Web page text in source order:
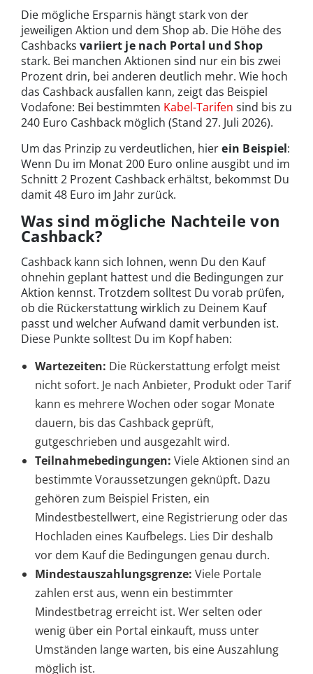
Die mögliche Ersparnis hängt stark von der
jeweiligen Aktion und dem Shop ab. Die Höhe des
Cashbacks variiert je nach Portal und Shop
stark. Bei manchen Aktionen sind nur ein bis zwei
Prozent drin, bei anderen deutlich mehr. Wie hoch
das Cashback ausfallen kann, zeigt das Beispiel
Vodafone: Bei bestimmten Kabel-Tarifen sind bis zu
240 Euro Cashback möglich (Stand 27. Juli 2026).
Um das Prinzip zu verdeutlichen, hierein Beispiel:
Wenn Du im Monat 200 Euro online ausgibt und im
Schnitt 2 Prozent Cashback erhältst, bekommst Du
damit 48 Euro im Jahr zurück.
Was sind mögliche Nachteile von
Cashback?
Cashback kann sich lohnen, wenn Du den Kauf
ohnehin geplant hattest und die Bedingungen zur
Aktion kennst. Trotzdem solltest Du vorab prüfen,
ob die Rückerstattung wirklich zu Deinem Kauf
passt und welcher Aufwand damit verbunden ist.
Diese Punkte solltest Du im Kopf haben:
Wartezeiten: Die Rückerstattung erfolgt meist
nicht sofort. Je nach Anbieter, Produkt oder Tarif
kann es mehrere Wochen oder sogar Monate
dauern, bis das Cashback geprüft,
gutgeschrieben und ausgezahlt wird.
Teilnahmebedingungen: Viele Aktionen sind an
bestimmte Voraussetzungen geknüpft. Dazu
gehören zum Beispiel Fristen, ein
Mindestbestellwert, eine Registrierung oder das
Hochladen eines Kaufbelegs. Lies Dir deshalb
vor dem Kauf die Bedingungen genau durch.
Mindestauszahlungsgrenze: Viele Portale
zahlen erst aus, wenn ein bestimmter
Mindestbetrag erreicht ist. Wer selten oder
wenig über ein Portal einkauft, muss unter
Umständen lange warten, bis eine Auszahlung
möglich ist.